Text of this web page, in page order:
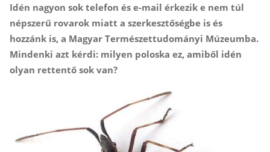
Idén nagyon sok telefon és e-mail érkezik e nem túl
népszerű rovarok miatt a szerkesztőségbe is és
hozzánk is, a Magyar Természettudományi Múzeumba.
Mindenki azt kérdi: milyen poloska ez, amiből idén
olyan rettentő sok van?